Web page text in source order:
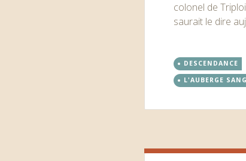
colonel de
saurait le dire
DESCENDANCE
L'AUBERGE